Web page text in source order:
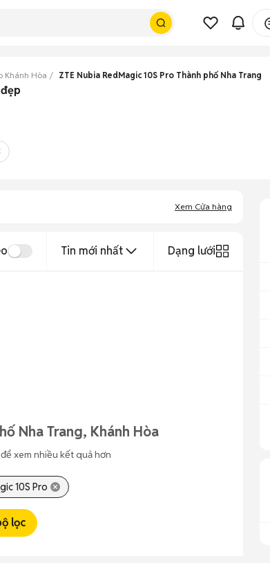
Khánh Hòa ZTE Nubia RedMagic 10S Pro Thành phố Nha Trang
Xem Cửa hàng
Tin mới nhất Dạng lưới
Nha Trang, Khánh Hòa
xem nhiều kết quả hơn
10S Pro
lọc